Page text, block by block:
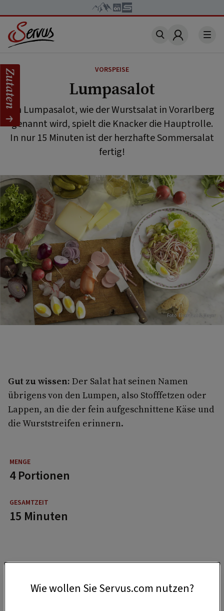
Account
VORSPEISE
Lumpasalot
Im Lumpasalot, wie der Wurstsalat in Vorarlberg
genannt wird, spielt die Knacker die Hauptrolle.
In nur 15 Minuten ist der herzhafte Sommersalat
fertig!
Foto: Eisenhut & Mayer
Gut zu wissen: Der Salat hat seinen Namen
übrigens von den Lumpen, also Stofffetzen oder
Lappen, an die der fein aufgeschnittene Käse und
die Wurststreifen erinnern.
4 Portionen
15 Minuten
Zutaten
Wie wollen Sie Servus.com nutzen?